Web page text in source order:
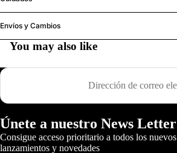
Envíos y Cambios
You may also like
Correo electrónico
Únete a nuestro News Letter
Consigue acceso prioritario a todos los nuevos
lanzamientos y novedades